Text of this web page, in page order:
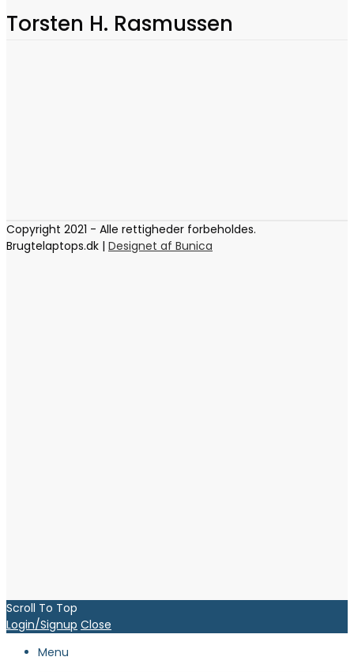
Torsten H. Rasmussen
Copyright 2021 - Alle rettigheder forbeholdes.
Brugtelaptops.dk | Designet af Bunica
Scroll To Top
Login/Signup Close
Menu